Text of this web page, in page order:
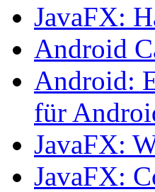
JavaFX:
Android
Android:
für
JavaFX:
JavaFX: